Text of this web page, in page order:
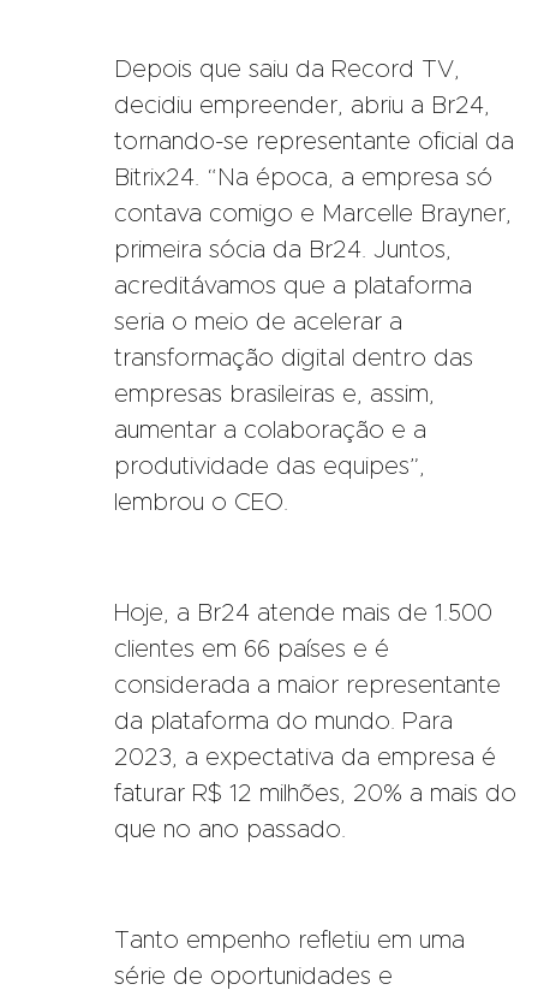
Depois que saiu da Record TV,
decidiu empreender, abriu a Br24,
tornando-se representante oficial da
Bitrix24. “Na época, a empresa só
contava comigo e Marcelle Brayner,
primeira sócia da Br24. Juntos,
acreditávamos que a plataforma
seria o meio de acelerar a
transformação digital dentro das
empresas brasileiras e, assim,
aumentar a colaboração e a
produtividade das equipes”,
lembrou o CEO.
Hoje, a Br24 atende mais de 1.500
clientes em 66 países e é
considerada a maior representante
da plataforma do mundo. Para
2023, a expectativa da empresa é
faturar R$ 12 milhões, 20% a mais do
que no ano passado.
Tanto empenho refletiu em uma
série de oportunidades e